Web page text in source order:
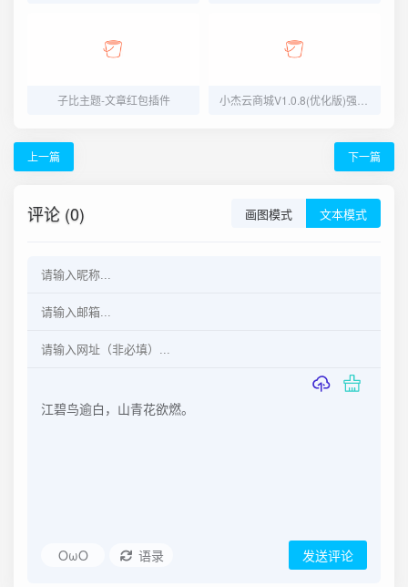
子比主题-文章红包插件
上一篇 下一篇
评论 (0) 画图模式 文本模式
OωO 语录 发送评论